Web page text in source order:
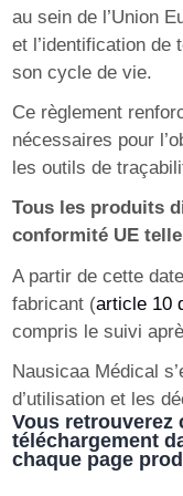
au sein de l’Union
et l’identification de
son cycle de vie.
Ce règlement
nécessaires pour
les outils de
Tous les produits
conformité UE
A partir de cette
fabricant (article 10
compris le suivi
Nausicaa Médical
d’utilisation et les
Vous retrouverez
téléchargement
chaque page